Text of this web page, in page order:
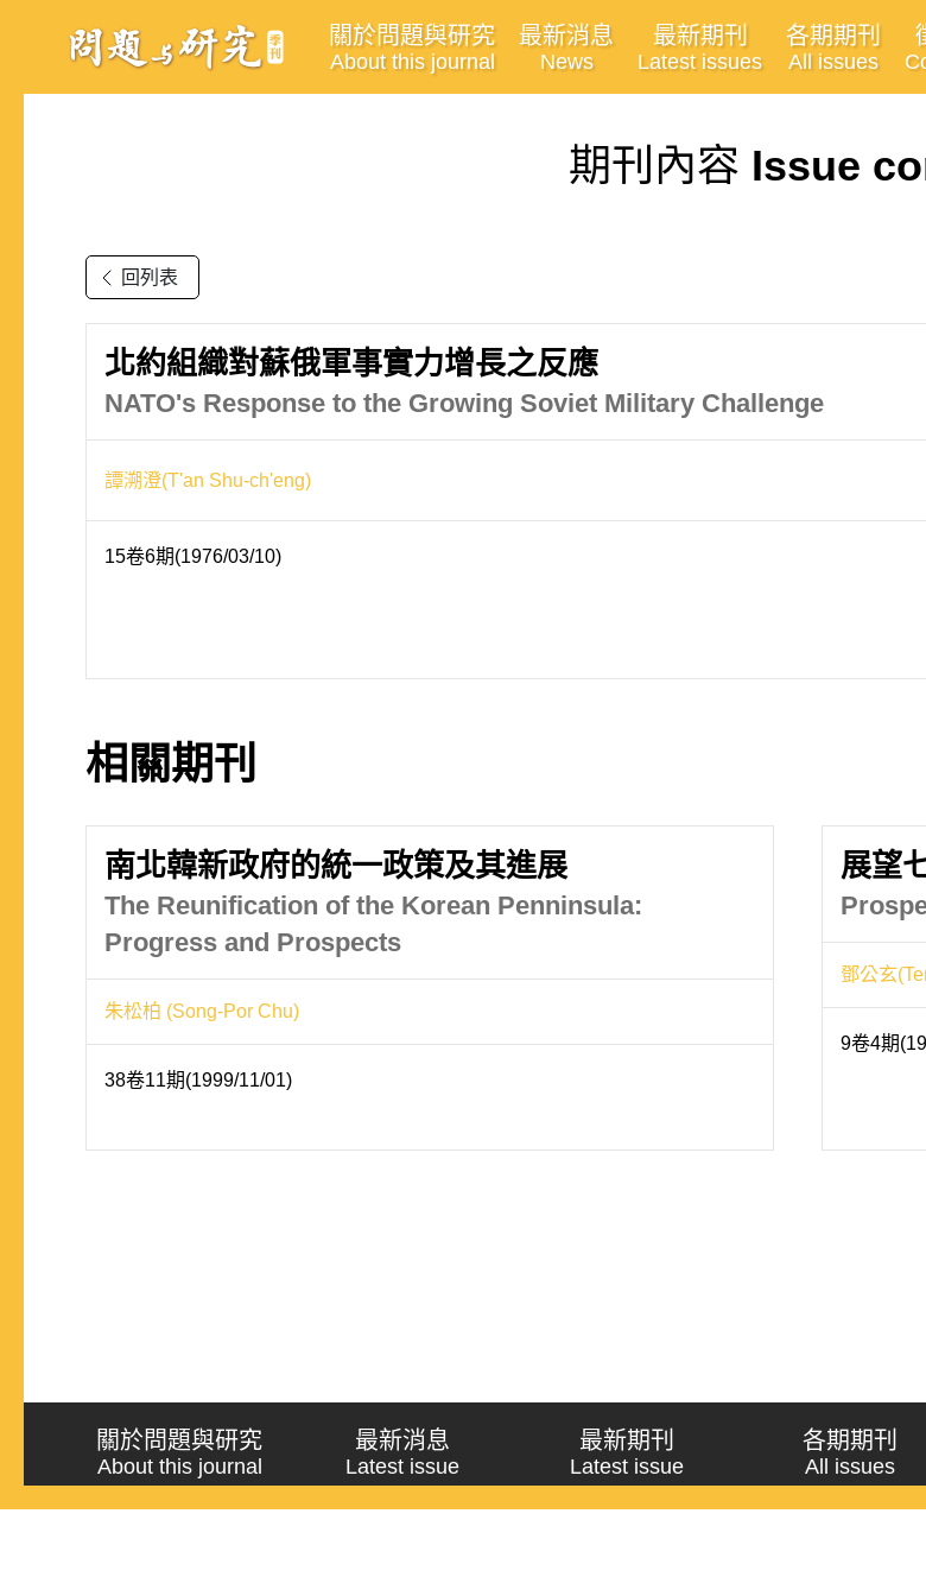
關於問題與研究
About this journal
最新消息
News
最新期刊
Latest issues
各期期刊
All issues
期刊內容 Issue
回列表
北約組織對蘇俄軍事實力增長之反應
NATO's Response to the Growing Soviet Military Challenge
譚溯澄(T'an Shu-ch'eng)
15卷6期(1976/03/10)
相關期刊
南北韓新政府的統一政策及其進展
The Reunification of the Korean Penninsula:
Progress and Prospects
朱松柏 (Song-Por Chu)
38卷11期(1999/11/01)
展望
鄧公玄
9卷4期
關於問題與研究
About this journal
最新消息
Latest issue
最新期刊
Latest issue
各期期刊
All issues